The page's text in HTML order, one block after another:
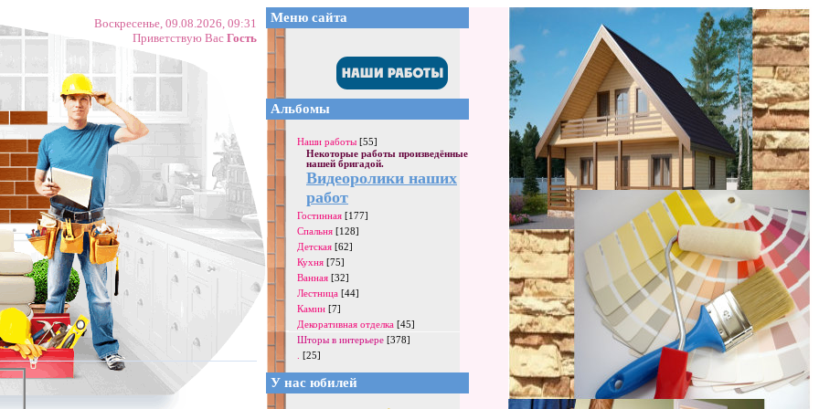
Воскресенье, 09.08.2026, 09:31
Приветствую Вас Гость
Меню сайта
Альбомы
Наши работы [55]
Некоторые работы произведённые
нашей бригадой.
Видеоролики наших
работ
Гостинная [177]
Спальня [128]
Детская [62]
Кухня [75]
Ванная [32]
Лестница [44]
Камин [7]
Декоративная отделка [45]
Шторы в интерьере [378]
[25]
У нас юбилей